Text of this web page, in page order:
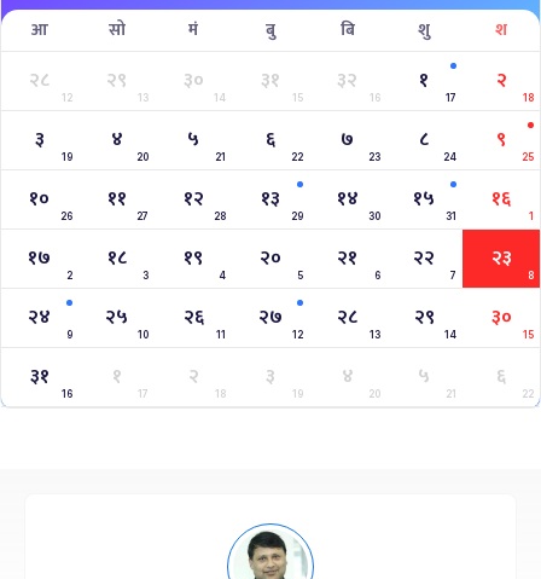
आ सो मं बु बि शु श
२८
12
२९
13
३०
14
३१
15
३२
16
१
17
२
18
३
19
४
20
५
21
६
22
७
23
८
24
९
25
१०
26
११
27
१२
28
१३
29
१४
30
१५
31
१६
1
१७
2
१८
3
१९
4
२०
5
२१
6
२२
7
२३
8
२४
9
२५
10
२६
11
२७
12
२८
13
२९
14
३०
15
३१
16
१
17
२
18
३
19
४
20
५
21
६
22